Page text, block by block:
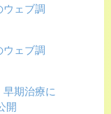
ェブ調
ェブ調
期治療に
開